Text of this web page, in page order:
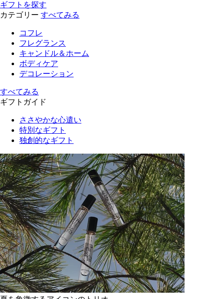
ギフトを探す
カテゴリー すべてみる
コフレ
フレグランス
キャンドル＆ホーム
ボディケア
デコレーション
すべてみる
ギフトガイド
ささやかな心遣い
特別なギフト
独創的なギフト